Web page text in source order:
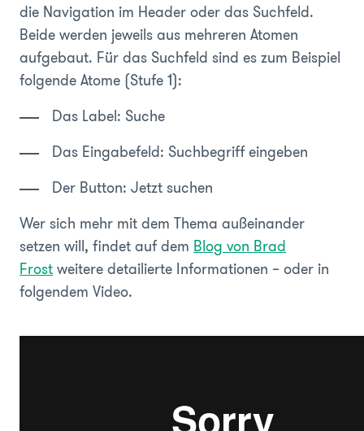
die Navigation im Header oder das Suchfeld.
Beide werden jeweils aus mehreren Atomen
aufgebaut. Für das Suchfeld sind es zum Beispiel
folgende Atome (Stufe 1):
Das Label: Suche
Das Eingabefeld: Suchbegriff eingeben
Der Button: Jetzt suchen
Wer sich mehr mit dem Thema außeinander
setzen will, findet auf dem Blog von Brad
Frostweitere detailierte Informationen – oder in
folgendem Video.